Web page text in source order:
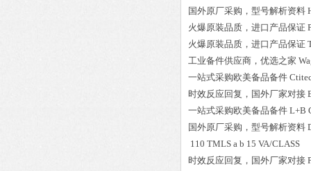
国外原厂采购，型号解析资料
火爆原装品质，进口产品保证
火爆原装品质，进口产品保证
工业备件供应商，优选之家
一站式采购欧美备品备件
时效反应回复，国外厂家对接
一站式采购欧美备品备件 L+B
国外原厂采购，型号解析资料
110 TMLS a b 15 VA/CLASS
时效反应回复，国外厂家对接